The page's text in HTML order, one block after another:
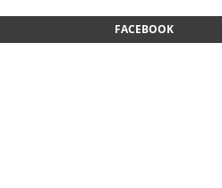
FACEBOOK